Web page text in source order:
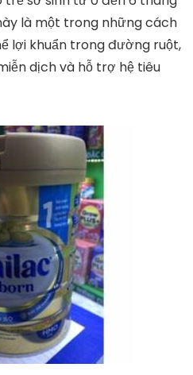
là một trong những cách
lợi khuẩn trong đường ruột,
dịch và hỗ trợ hệ tiêu